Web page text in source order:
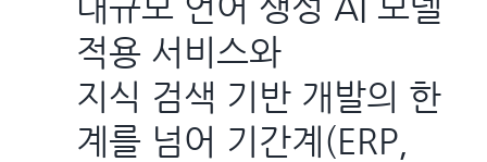
대규모 언어 생성 AI 모델
적용 서비스와
지식 검색 기반 개발의 한
계를 넘어 기간계(ERP,